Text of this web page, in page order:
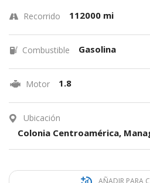
Recorrido 112000 mi
Combustible Gasolina
Motor 1.8
Ubicación
Colonia Centroamérica,
AÑADIR PARA